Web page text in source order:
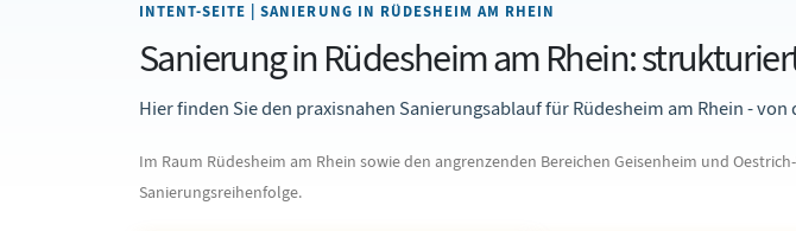
INTENT-SEITE | SANIERUNG IN RÜDESHEIM AM RHEIN
Sanierung in Rüdesheim am Rhein:
Hier finden Sie den praxisnahen Sanierungsablauf für Rüdesheim am Rhein -
Im Raum Rüdesheim am Rhein sowie den angrenzenden Bereichen Geisenheim und
Sanierungsreihenfolge.